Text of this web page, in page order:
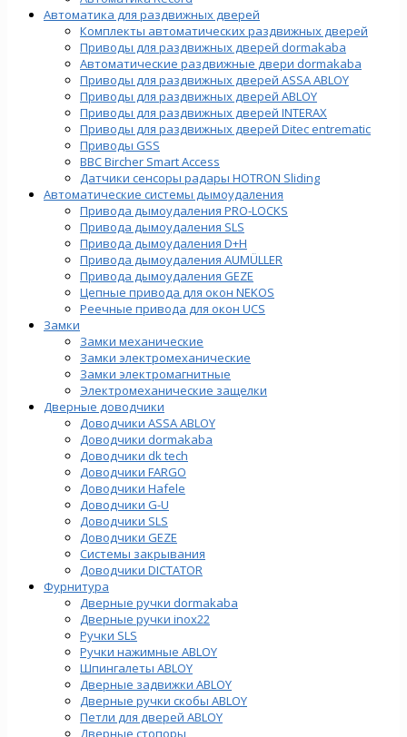
Автоматика для раздвижных дверей
Комплекты автоматических раздвижных дверей
Приводы для раздвижных дверей dormakaba
Автоматические раздвижные двери dormakaba
Приводы для раздвижных дверей ASSA ABLOY
Приводы для раздвижных дверей ABLOY
Приводы для раздвижных дверей INTERAX
Приводы для раздвижных дверей Ditec entrematic
Приводы GSS
BBC Bircher Smart Access
Датчики сенсоры радары HOTRON Sliding
Автоматические системы дымоудаления
Привода дымоудаления PRO-LOCKS
Привода дымоудаления SLS
Привода дымоудаления D+H
Привода дымоудаления AUMÜLLER
Привода дымоудаления GEZE
Цепные привода для окон NEKOS
Реечные привода для окон UСS
Замки
Замки механические
Замки электромеханические
Замки электромагнитные
Электромеханические защелки
Дверные доводчики
Доводчики ASSA ABLOY
Доводчики dormakaba
Доводчики dk tech
Доводчики FARGO
Доводчики Hafele
Доводчики G-U
Доводчики SLS
Доводчики GEZE
Cистемы закрывания
Доводчики DICTATOR
Фурнитура
Дверные ручки dormakaba
Дверные ручки inox22
Ручки SLS
Ручки нажимные ABLOY
Шпингалеты ABLOY
Дверные задвижки ABLOY
Дверные ручки скобы ABLOY
Петли для дверей ABLOY
Дверные стопоры